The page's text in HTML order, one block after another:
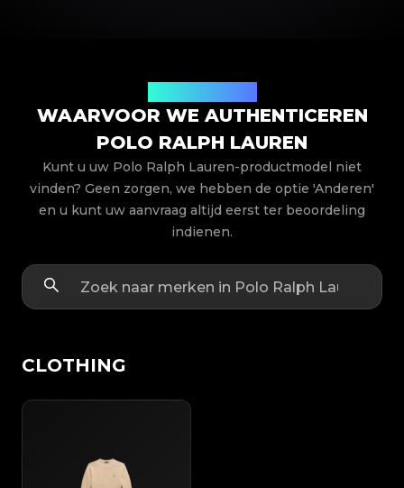
WAARVOOR WE AUTHENTICEREN
POLO RALPH LAUREN
Kunt u uw Polo Ralph Lauren-productmodel niet
vinden? Geen zorgen, we hebben de optie 'Anderen'
en u kunt uw aanvraag altijd eerst ter beoordeling
indienen.
CLOTHING